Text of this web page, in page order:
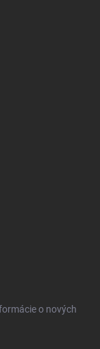
o nových